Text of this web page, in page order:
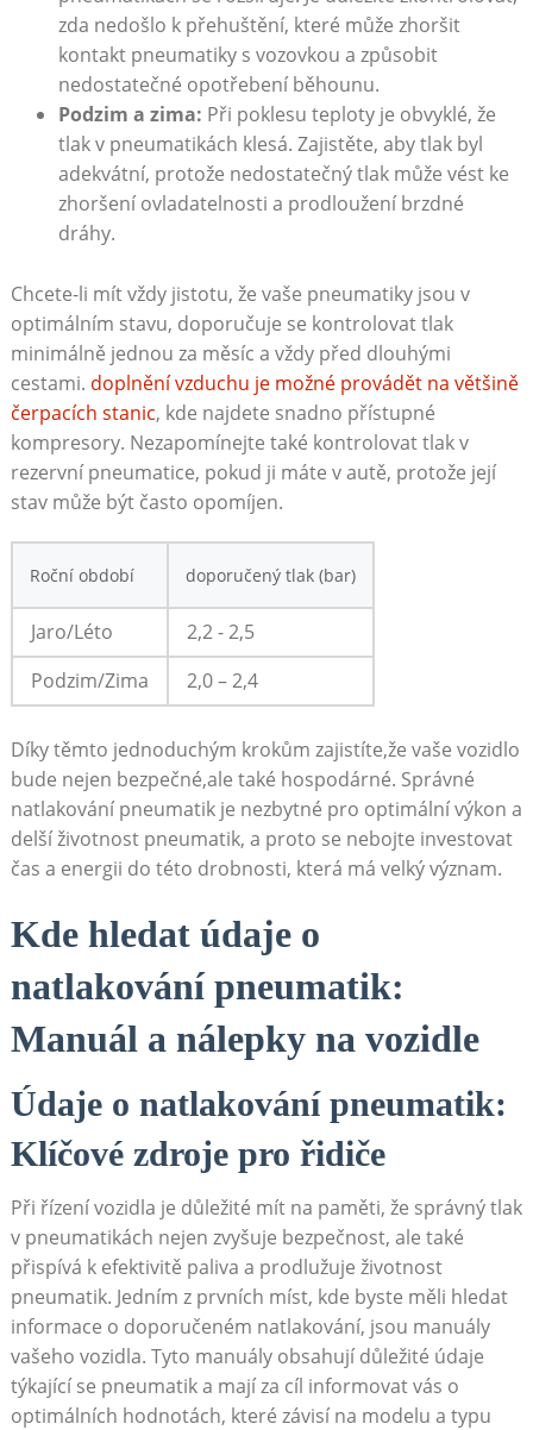
zda⁣ nedošlo k⁢ přehuštění, které může zhoršit
kontakt pneumatiky s vozovkou a způsobit
nedostatečné opotřebení běhounu.
Podzim a zima: Při poklesu teploty je obvyklé, že
tlak v pneumatikách klesá. Zajistěte, aby tlak byl‍
adekvátní, protože nedostatečný tlak může vést ​ke⁣
zhoršení ovladatelnosti a prodloužení brzdné
dráhy.
Chcete-li mít vždy jistotu, že vaše pneumatiky jsou v
optimálním stavu, doporučuje se kontrolovat tlak
minimálně jednou za měsíc a vždy před dlouhými
cestami. doplnění vzduchu je možné provádět⁤ na většině
čerpacích stanic, kde‌ najdete ​snadno přístupné
kompresory. Nezapomínejte také kontrolovat tlak v
rezervní pneumatice, pokud ji máte ⁢v‍ autě, protože její
stav může být často opomíjen.
Roční období doporučený⁤ tlak (bar)
Jaro/Léto
2,2 ‌- 2,5
Podzim/Zima
2,0 – 2,4
Díky ⁢těmto jednoduchým krokům zajistíte,že vaše vozidlo
bude ⁣nejen bezpečné,ale také hospodárné. Správné
natlakování pneumatik je nezbytné pro optimální výkon a
delší životnost‍ pneumatik, a proto ‍se nebojte investovat
čas a energii do této drobnosti, která má velký význam.
Kde hledat údaje o
natlakování ‌pneumatik:
Manuál a⁢ nálepky na vozidle
Údaje o ⁢natlakování pneumatik:
Klíčové‌ zdroje pro řidiče
Při řízení⁤ vozidla je důležité mít na ‍paměti, že správný tlak
v pneumatikách nejen ‍zvyšuje bezpečnost, ale také
přispívá k efektivitě paliva a prodlužuje ⁢životnost‍
pneumatik. Jedním z​ prvních míst, kde byste měli hledat
informace o doporučeném ​natlakování, jsou manuály
vašeho vozidla.‍ Tyto manuály obsahují důležité údaje
‍týkající se pneumatik ‍a mají za ‍cíl informovat vás o
optimálních hodnotách, které závisí na modelu‍ a typu